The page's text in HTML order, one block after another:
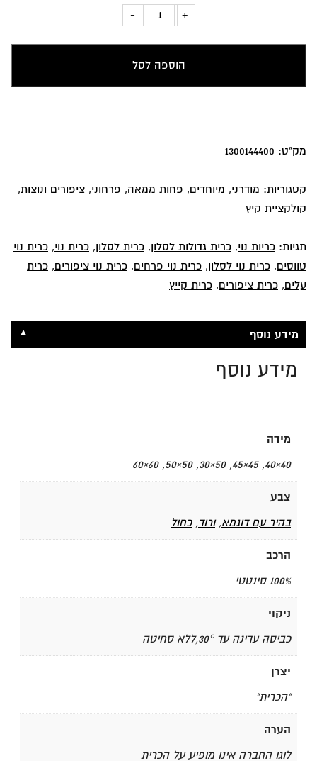
+
כמות
נוי
ציפורים
-
הוספה לסל
מק"ט: 1300144400
קטגוריות: מודרני, מיוחדים, פחות ממאה, פרחוני, ציפורים ונוצות,
קולקציית קיץ
תגיות: כריות נוי, כרית גדולות לסלון, כרית לסלון, כרית נוי, כרית נוי
טווסים, כרית נוי לסלון, כרית נוי פרחים, כרית נוי ציפורים, כרית
עלים, כרית ציפורים, כרית קייץ
מידע נוסף ▼
מידע נוסף
מידה
40×40, 45×45, 50×30, 50×50, 60×60
צבע
בהיר עם דוגמא,ורוד,כחול
הרכב
100% סינטטי
ניקוי
כביסה עדינה עד 30°,ללא סחיטה
יצרן
"הכרית"
הערה
לוגו החברה אינו מופיע על הכרית